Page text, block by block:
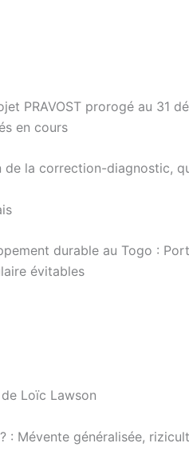
PRAVOST prorogé au 31
en cours
la correction-diagnostic,
durable au Togo :
évitables
Loïc Lawson
: Mévente généralisée,